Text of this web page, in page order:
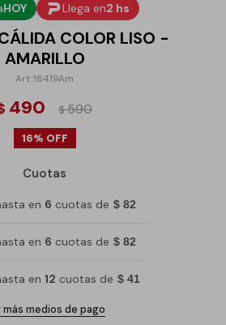
HOY Llega en2 hs
COLOR LISO -
AMARILLO
18419Am
490 $590
16
Cuotas
en 6 cuotas de $ 82
en 6 cuotas de $ 82
en 12 cuotas de $ 41
más medios de pago